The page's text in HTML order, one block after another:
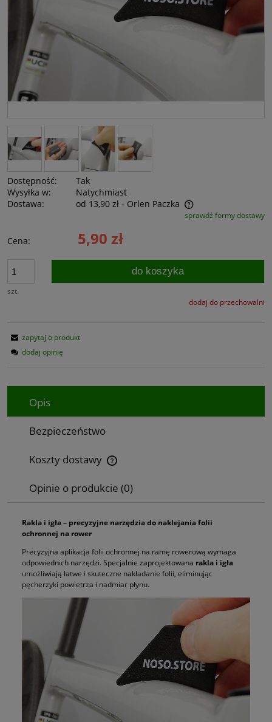
Dostępność:
Tak
Wysyłka w:
Natychmiast
Dostawa:
od 13,90 zł - Orlen Paczka
Cena nie zawiera ewentualnych kosztów płatnościsprawdź formy dostawy
Cena: 5,90 zł
szt.
do koszyka
dodaj do przechowalni
zapytaj o produkt
dodaj opinię
Opis
Bezpieczeństwo
Koszty dostawy
Cena nie zawiera ewentualnych kosztów płatności
Opinie o produkcie (0)
Rakla i igła – precyzyjne narzędzia do naklejania folii
ochronnej na rower
Precyzyjna aplikacja folii ochronnej na ramę rowerową wymaga
odpowiednich narzędzi. Specjalnie zaprojektowana rakla i igła
umożliwiają łatwe i skuteczne nakładanie folii, eliminując
pęcherzyki powietrza i nadmiar płynu.